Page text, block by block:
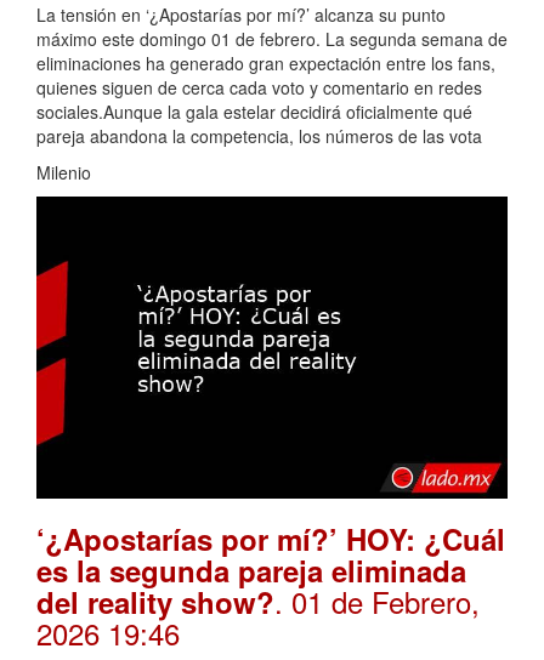
La tensión en ‘¿Apostarías por mí?’ alcanza su punto
máximo este domingo 01 de febrero. La segunda semana de
eliminaciones ha generado gran expectación entre los fans,
quienes siguen de cerca cada voto y comentario en redes
sociales.Aunque la gala estelar decidirá oficialmente qué
pareja abandona la competencia, los números de las vota
Milenio
‘¿Apostarías por mí?’ HOY: ¿Cuál
es la segunda pareja eliminada
del reality show?. 01 de Febrero,
2026 19:46